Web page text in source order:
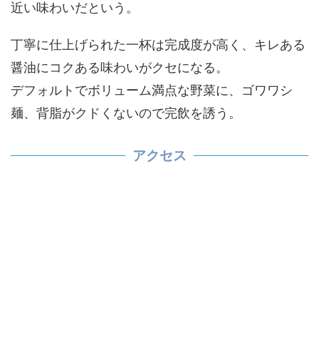
近い味わいだという。
丁寧に仕上げられた一杯は完成度が高く、キレある
醤油にコクある味わいがクセになる。
デフォルトでボリューム満点な野菜に、ゴワワシ
麺、背脂がクドくないので完飲を誘う。
アクセス